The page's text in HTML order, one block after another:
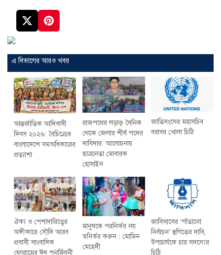
এ বিভাগের আরও খবর
আন্তর্জাতিক আদিবাসী
দিবস ২০২৬: বৈচিত্র্যের
বাংলাদেশে সমঅধিকারের
প্রত্যাশা
রাজপথের লড়াকু সৈনিক
থেকে জেলার শীর্ষ পদের
দাবিদার: আলোচনায়
ছাত্রনেতা মোবারক
হোসাইন
জাতিসংঘের মহাসচিব
বরাবর খোলা চিঠি
ঐক্য ও পেশাদারিত্বের
অঙ্গীকারে সৌদি আরব
প্রবাসী সাংবাদিক
ফোরামের ঈদ পুনর্মিলনী
মানুষকে পরনির্ভর নয়
স্বনির্ভর করুন : মোমিন
মেহেদী
জাবিসাসের ‘পাঁতানো
নির্বাচন’ স্থগিতের দাবি,
উপাচার্যকে চার সদস্যের
চিঠি